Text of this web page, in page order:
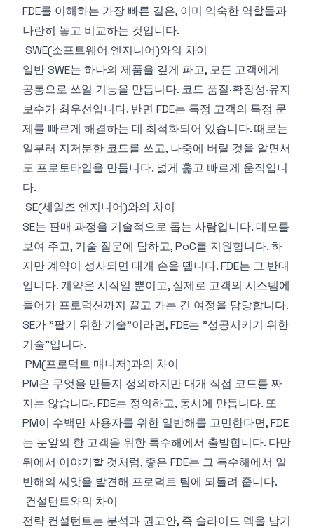
FDE를 이해하는 가장 빠른 길은, 이미 익숙한 역할들과
나란히 놓고 비교하는 것입니다.
SWE(소프트웨어 엔지니어)와의 차이
일반 SWE는 하나의 제품을 깊게 파고, 모든 고객에게
공통으로 쓰일 기능을 만듭니다. 코드 품질·확장성·유지
보수가 최우선입니다. 반면 FDE는 특정 고객의 특정 문
제를 빠르게 해결하는 데 최적화되어 있습니다. 때로는
일부러 지저분한 코드를 쓰고, 나중에 버릴 것을 알면서
도 프로토타입을 만듭니다. 넓게 훑고 빠르게 움직입니
다.
SE(세일즈 엔지니어)와의 차이
SE는 판매 과정을 기술적으로 돕는 사람입니다. 데모를
보여 주고, 기술 질문에 답하고, PoC를 지원합니다. 하
지만 계약이 성사되면 대개 손을 뗍니다. FDE는 그 반대
입니다. 계약은 시작일 뿐이고, 실제로 고객의 시스템에
들어가 프로덕션까지 끌고 가는 긴 여정을 담당합니다.
SE가 "팔기 위한 기술"이라면, FDE는 "성공시키기 위한
기술"입니다.
PM(프로덕트 매니저)과의 차이
PM은 무엇을 만들지 정의하지만 대개 직접 코드를 짜
지는 않습니다. FDE는 정의하고, 동시에 만듭니다. 또
PM이 수백만 사용자를 위한 일반해를 고민한다면, FDE
는 눈앞의 한 고객을 위한 특수해에서 출발합니다. 다만
뒤에서 이야기할 것처럼, 좋은 FDE는 그 특수해에서 일
반해의 씨앗을 발견해 프로덕트 팀에 되돌려 줍니다.
컨설턴트와의 차이
전략 컨설턴트는 분석과 권고안, 즉 슬라이드 덱을 남기